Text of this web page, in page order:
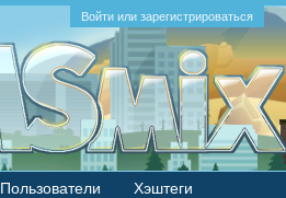
Войти или зарегистрироваться
Пользователи Хэштеги